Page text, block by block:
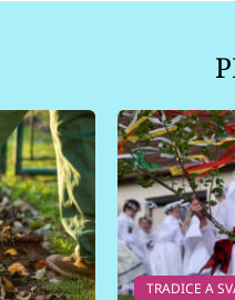
TRADICE A